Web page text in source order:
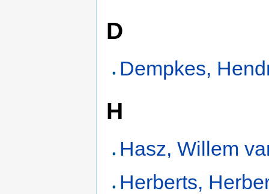
D
Dempkes,
H
Hasz, Willem
Herberts,